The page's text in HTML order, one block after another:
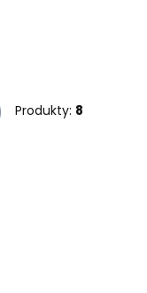
Produkty: 8